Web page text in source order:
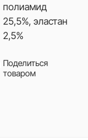
полиамид
25,5%, эластан
2,5%
Поделиться
товаром